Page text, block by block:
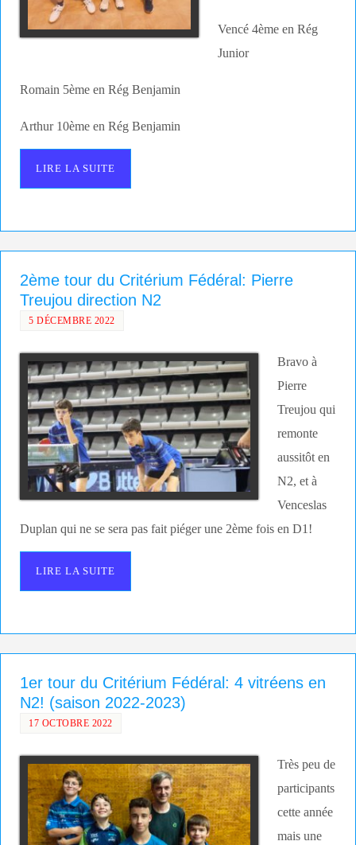
Vencé 4ème en Rég
Junior
Romain 5ème en Rég Benjamin
Arthur 10ème en Rég Benjamin
LIRE LA SUITE
2ème tour du Critérium Fédéral: Pierre
Treujou direction N2
5 DÉCEMBRE 2022
Bravo à
Pierre
Treujou qui
remonte
aussitôt en
N2, et à
Venceslas
Duplan qui ne se sera pas fait piéger une 2ème fois en D1!
LIRE LA SUITE
1er tour du Critérium Fédéral: 4 vitréens en
N2! (saison 2022-2023)
17 OCTOBRE 2022
Très peu de
participants
cette année
mais une